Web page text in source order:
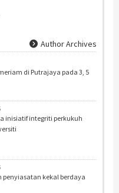
Author Archives
di Putrajaya pada 3, 5
inisiatif integriti perkukuh
penyiasatan kekal berdaya